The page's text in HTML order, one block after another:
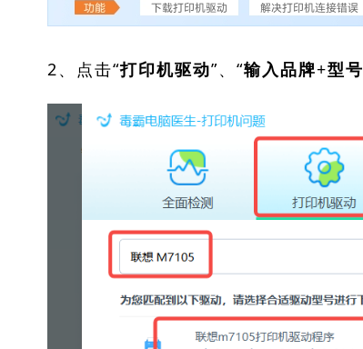
2、点击“打印机驱动”、“输入品牌+型号